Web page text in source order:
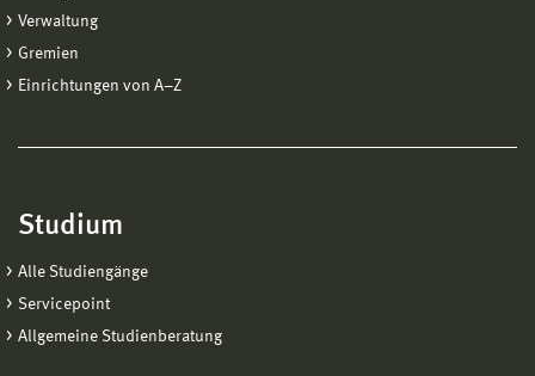
Verwaltung
Gremien
Einrichtungen von A−Z
Studium
Alle Studiengänge
Servicepoint
Allgemeine Studienberatung